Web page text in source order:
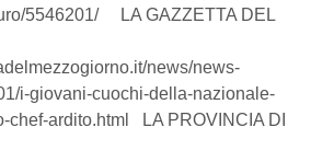
5546201/ LA GAZZETTA DEL
news/news-
i-giovani-cuochi-della-nazionale-
chef-ardito.html LA PROVINCIA DI